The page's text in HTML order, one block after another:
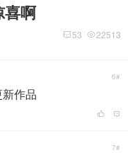
喜啊
22513
53
6#
作品
7#